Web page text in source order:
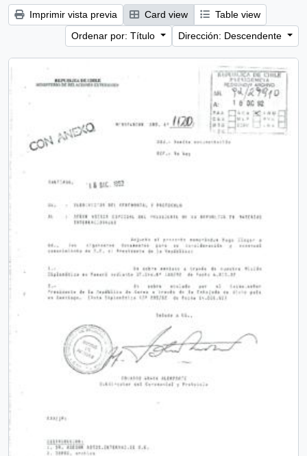
Imprimir vista previa Card view
Table view
Ordenar por: Título
Dirección: Descendente